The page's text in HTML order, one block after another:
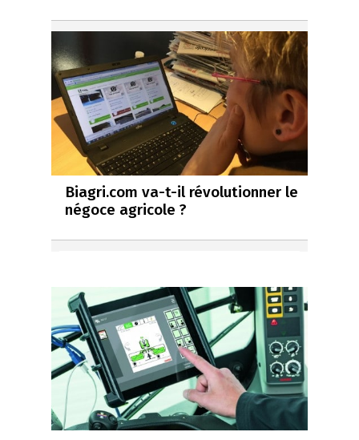
Biagri.com va-t-il révolutionner le
négoce agricole ?